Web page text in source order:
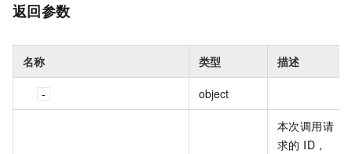
返回参数
名称 类型 描述
object
本次调用请
求的 ID，